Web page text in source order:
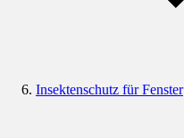
Insektenschutz für Fenster